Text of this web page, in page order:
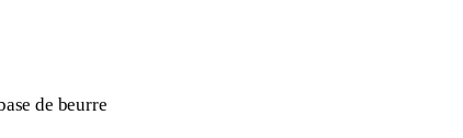
de beurre